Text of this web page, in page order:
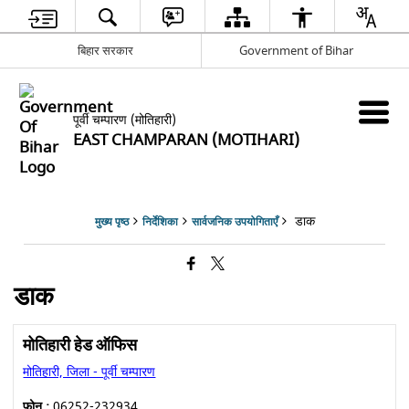
बिहार सरकार Government of Bihar
पूर्वी चम्पारण (मोतिहारी)
EAST CHAMPARAN (MOTIHARI)
मुख्य पृष्ठ निर्देशिका सार्वजनिक उपयोगिताएँ डाक
डाक
मोतिहारी हेड ऑफिस
मोतिहारी, जिला - पूर्वी चम्पारण